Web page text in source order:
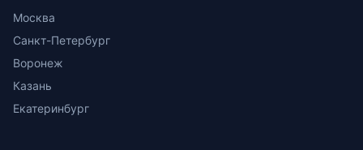
Москва
Санкт-Петербург
Воронеж
Казань
Екатеринбург